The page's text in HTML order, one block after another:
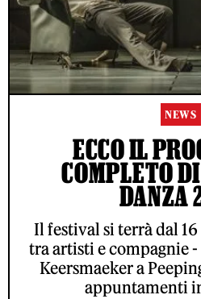
NEWS
ECCO IL
COMPLETO
DANZA
Il festival si terrà dal
tra artisti e compagnie -
Keersmaeker a
appuntamenti